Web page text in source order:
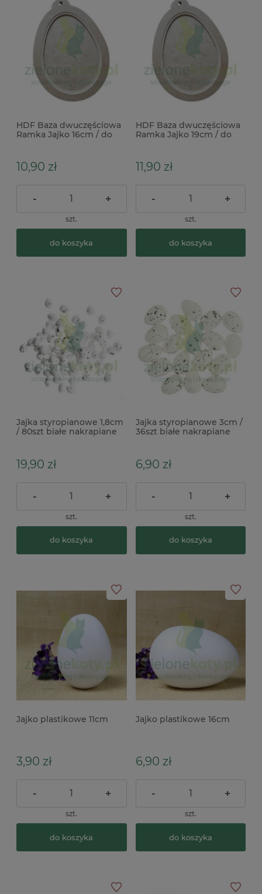
HDF Baza dwuczęściowa
Ramka Jajko 16cm / do
10,90 zł
- +
szt.
do koszyka
HDF Baza dwuczęściowa
Ramka Jajko 19cm / do
11,90 zł
- +
szt.
do koszyka
Jajka styropianowe 1,8cm
/ 80szt białe nakrapiane
19,90 zł
- +
szt.
do koszyka
Jajka styropianowe 3cm /
36szt białe nakrapiane
6,90 zł
- +
szt.
do koszyka
Jajko plastikowe 11cm
3,90 zł
- +
szt.
do koszyka
Jajko plastikowe 16cm
6,90 zł
- +
szt.
do koszyka